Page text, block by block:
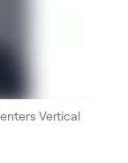
Vertical